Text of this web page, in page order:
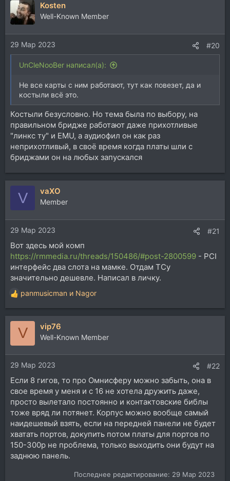
Kosten
Well-Known Member
29 Мар 2023 #20
UnCleNooBer написал(а):
Не все карты с ним работают, тут как повезет, да и
костыли всё это.
Костыли безусловно. Но тема была по выбору, на
правильном бридже работают даже прихотливые
"линкс ту" и EMU, а аудиофил он как раз
неприхотливый, в своё время когда платы шли с
бриджами он на любых запускался
V vaXO
Member
29 Мар 2023 #21
Вот здесь мой комп
https://rmmedia.ru/threads/150486/#post-2800599 - PCI
интерфейс два слота на мамке. Отдам ТСу
значительно дешевле. Написал в личку.
Р
е
а
и
и
:
panmusicman и Nagor
V vip76
Well-Known Member
29 Мар 2023 #22
Если 8 гигов, то про Омнисферу можно забыть, она в
свое время у меня и с 16 не хотела дружить даже,
просто вылетало постоянно и контактовские библы
тоже вряд ли потянет. Корпус можно вообще самый
наидешевый взять, если на передней панели не будет
хватать портов, докупить потом платы для портов по
150-300р не проблема, только выходить они будут на
заднюю панель.
Последнее редактирование: 29 Мар 2023